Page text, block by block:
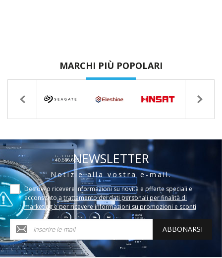
MARCHI PIÙ POPOLARI
NEWSLETTER
Notizie alla vostra e-mail.
Desidero ricevere informazioni su novità e offerte speciali e
acconsento a trattamento dei dati personali per finalità di
marketing e per ricevere informazioni su promozioni e sconti
ABBONARSI